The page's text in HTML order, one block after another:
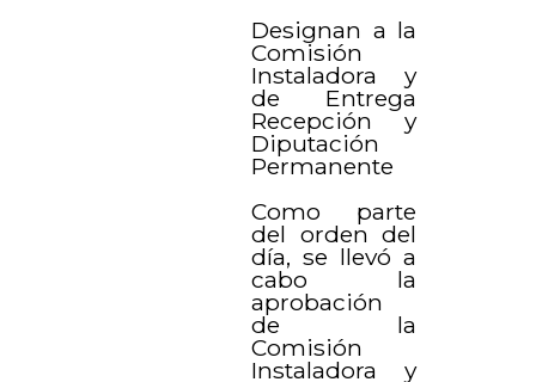
Designan a la
Comisión
Instaladora y
de Entrega
Recepción y
Diputación
Permanente
Como parte
del orden del
día, se llevó a
cabo la
aprobación
de la
Comisión
Instaladora y